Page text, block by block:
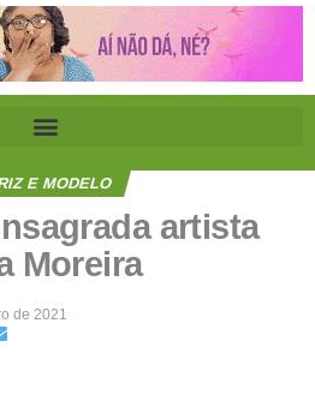
E MODELO
artista
Moreira
de 2021